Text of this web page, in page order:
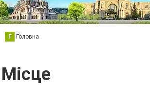
Г Головна
Місце